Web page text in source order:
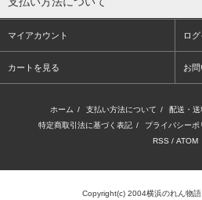
マイアカウント ロ
カートを見る お
ホーム / 支払い方法について / 配送・送
特定商取引法に基づく表記 / プライバシーポ
RSS / ATOM
Copyright(c) 2004横浜のれん物